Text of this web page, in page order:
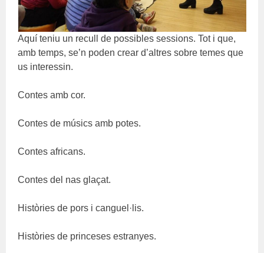
Aquí teniu un recull de possibles sessions. Tot i que,
amb temps, se’n poden crear d’altres sobre temes que
us interessin.
Contes amb cor.
Contes de músics amb potes.
Contes africans.
Contes del nas glaçat.
Històries de pors i canguel·lis.
Històries de princeses estranyes.